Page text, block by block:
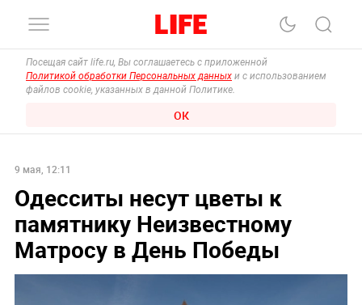
Посещая сайт life.ru, Вы соглашаетесь с приложенной
Политикой обработки Персональных данных и с использованием
файлов cookie, указанных в данной Политике.
ОК
9 мая, 12:11
Одесситы несут цветы к
памятнику Неизвестному
Матросу в День Победы